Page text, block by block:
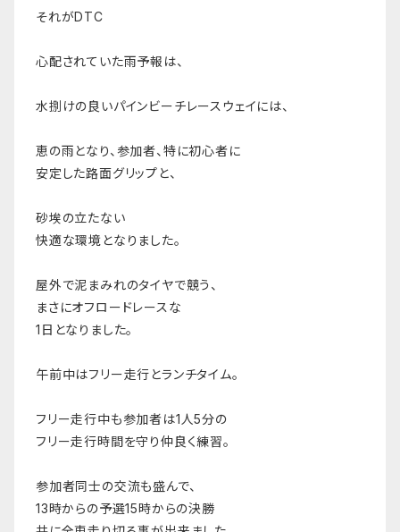
それがDTC
心配されていた雨予報は、
水捌けの良いパインビーチレースウェイには、
恵の雨となり、参加者、特に初心者に
安定した路面グリップと、
砂埃の立たない
快適な環境となりました。
屋外で泥まみれのタイヤで競う、
まさにオフロードレースな
1日となりました。
午前中はフリー走行とランチタイム。
フリー走行中も参加者は1人5分の
フリー走行時間を守り仲良く練習。
参加者同士の交流も盛んで、
13時からの予選15時からの決勝